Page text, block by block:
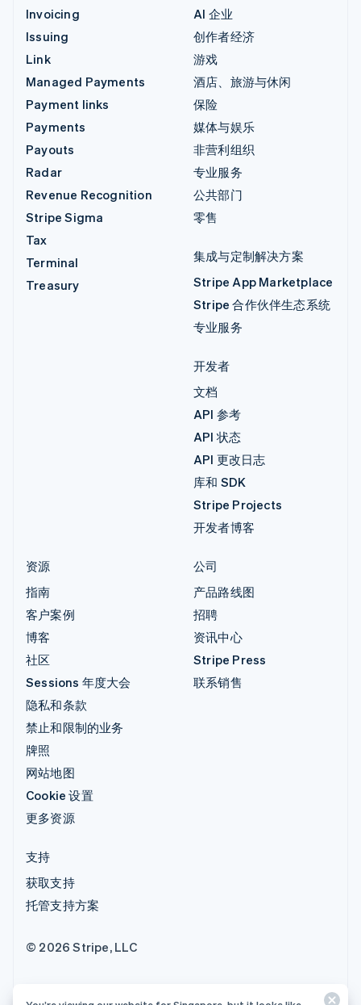
Invoicing
Issuing
Link
Managed Payments
Payment links
Payments
Payouts
Radar
Revenue Recognition
Stripe Sigma
Tax
Terminal
Treasury
AI 企业
创作者经济
游戏
酒店、旅游与休闲
保险
媒体与娱乐
非营利组织
专业服务
公共部门
零售
集成与定制解决方案
Stripe App Marketplace
Stripe 合作伙伴生态系统
专业服务
开发者
文档
API 参考
API 状态
API 更改日志
库和 SDK
Stripe Projects
开发者博客
资源
指南
客户案例
博客
社区
Sessions 年度大会
隐私和条款
禁止和限制的业务
牌照
网站地图
Cookie 设置
更多资源
公司
产品路线图
招聘
资讯中心
Stripe Press
联系销售
支持
获取支持
托管支持方案
© 2026 Stripe, LLC